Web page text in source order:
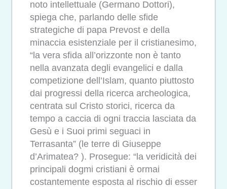
noto intellettuale (Germano Dottori),
spiega che, parlando delle sfide
strategiche di papa Prevost e della
minaccia esistenziale per il cristianesimo,
“la vera sfida all’orizzonte non è tanto
nella avanzata degli evangelici e dalla
competizione dell’Islam, quanto piuttosto
dai progressi della ricerca archeologica,
centrata sul Cristo storici, ricerca da
tempo a caccia di ogni traccia lasciata da
Gesù e i Suoi primi seguaci in
Terrasanta” (le terre di Giuseppe
d’Arimatea? ). Prosegue: “la veridicità dei
principali dogmi cristiani è ormai
costantemente esposta al rischio di esser